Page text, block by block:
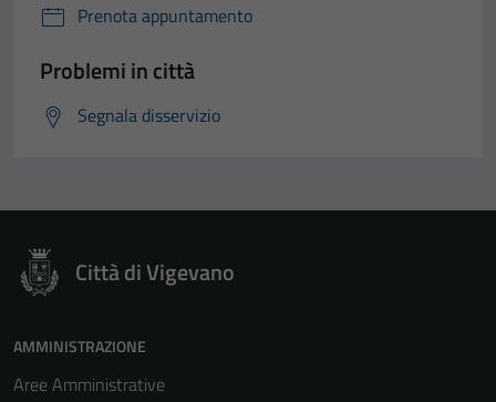
Prenota appuntamento
Problemi in città
Segnala disservizio
Città di Vigevano
AMMINISTRAZIONE
Aree Amministrative